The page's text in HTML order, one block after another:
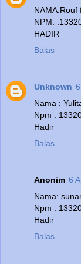
NAMA:Rouf
NPM.
HADIR
Balas
Unknown
Nama :
Npm :
Hadir
Balas
Anonim 6
Nama:
Npm :
Hadir
Balas